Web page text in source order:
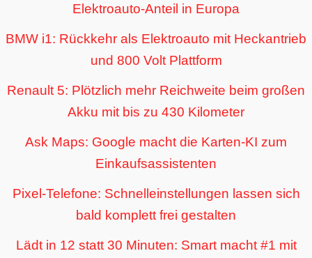
Elektroauto-Anteil in Europa
BMW i1: Rückkehr als Elektroauto mit Heckantrieb
und 800 Volt Plattform
Renault 5: Plötzlich mehr Reichweite beim großen
Akku mit bis zu 430 Kilometer
Ask Maps: Google macht die Karten-KI zum
Einkaufsassistenten
Pixel-Telefone: Schnelleinstellungen lassen sich
bald komplett frei gestalten
Lädt in 12 statt 30 Minuten: Smart macht #1 mit